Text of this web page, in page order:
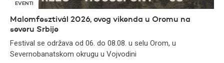
EVENTI
Malomfesztivál 2026, ovog vikenda u Oromu na
severu Srbije
Festival se održava od 06. do 08.08. u selu Orom, u
Severnobanatskom okrugu u Vojvodini